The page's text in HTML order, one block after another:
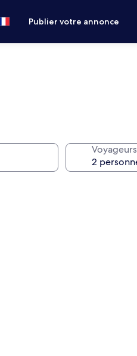
Publier votre annonce
Voyageurs